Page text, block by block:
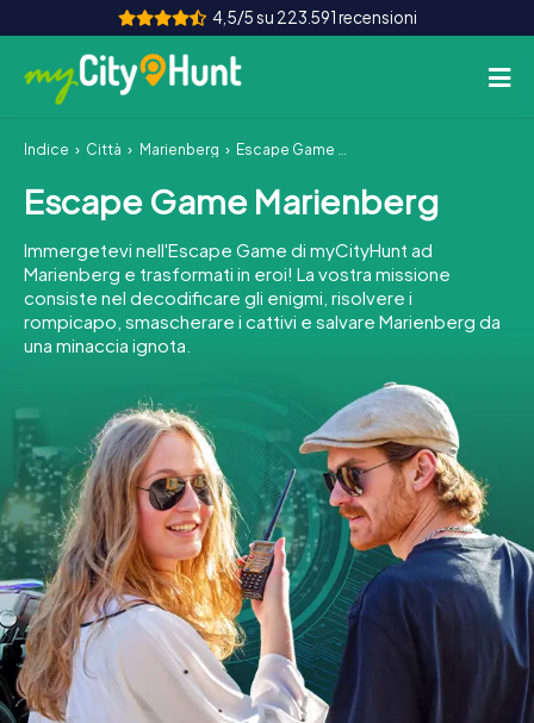
4,5/5 su 223.591 recensioni
Come funziona
Città
Tour
Team Building
INT AT CH
DE
ES
FR UK
IE
IT
NL
Prenota Biglietti
Acquista i Voucher
Indice Città Marienberg Escape Game Marienberg
Escape Game Marienberg
Immergetevi nell'Escape Game di myCityHunt ad
Marienberg e trasformati in eroi! La vostra missione
consiste nel decodificare gli enigmi, risolvere i
rompicapo, smascherare i cattivi e salvare Marienberg da
una minaccia ignota.